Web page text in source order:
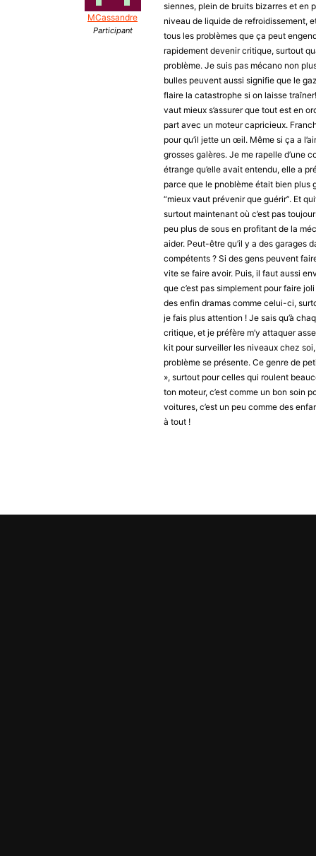
MCassandre
Participant
siennes, plein de bruits bizarres et en
niveau de liquide de refroidissement,
tous les problèmes que ça peut
rapidement devenir critique, surtout
problème. Je suis pas mécano non
bulles peuvent aussi signifie que le
flaire la catastrophe si on laisse
vaut mieux s’assurer que tout est en
part avec un moteur capricieux.
pour qu’il jette un œil. Même si ça a
grosses galères. Je me rapelle d’une
étrange qu’elle avait entendu, elle a
parce que le pnoblème était bien plus
“mieux vaut prévenir que guérir”. Et
surtout maintenant où c’est pas
peu plus de sous en profitant de la
aider. Peut-être qu’il y a des garages
compétents ? Si des gens peuvent
vite se faire avoir. Puis, il faut aussi
que c’est pas simplement pour faire
des enfin dramas comme celui-ci,
je fais plus attention ! Je sais qu’à
critique, et je préfère m’y attaquer
kit pour surveiller les niveaux chez
problème se présente. Ce genre de
», surtout pour celles qui roulent
ton moteur, c’est comme un bon soin
voitures, c’est un peu comme des
à tout !